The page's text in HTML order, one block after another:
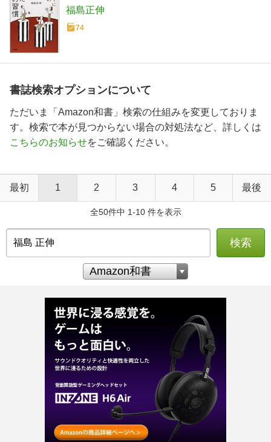
福島正伸
74
書誌検索オプションについて
ただいま「Amazon和書」検索の仕組みを変更しておりま
す。検索で本が見つからない場合の対処法など、詳しくは
こちらのお知らせをご確認ください。
最初 1 2 3 4 5 最後
全50件中 1-10 件を表示
検索